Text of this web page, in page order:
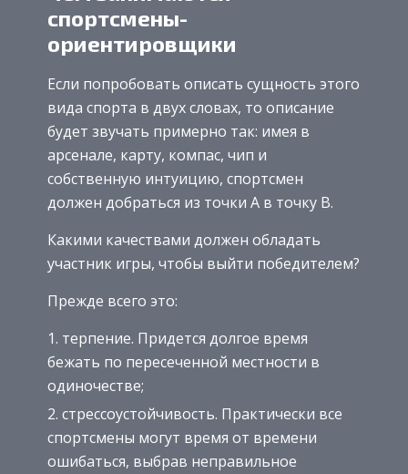
спортсмены-
ориентировщики
Если попробовать описать сущность этого
вида спорта в двух словах, то описание
будет звучать примерно так: имея в
арсенале, карту, компас, чип и
собственную интуицию, спортсмен
должен добраться из точки А в точку В.
Какими качествами должен обладать
участник игры, чтобы выйти победителем?
Прежде всего это:
терпение. Придется долгое время
бежать по пересеченной местности в
одиночестве;
стрессоустойчивость. Практически все
спортсмены могут время от времени
ошибаться, выбрав неправильное